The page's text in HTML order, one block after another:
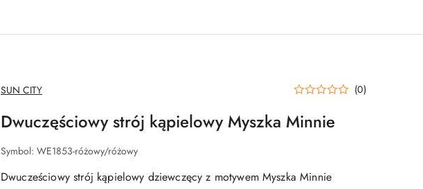
NAZWA
PRODUCENTA:
SUN CITY (0)
Dwuczęściowy strój kąpielowy Myszka Minnie
Symbol: WE1853-różowy/różowy
Dwucześciowy strój kąpielowy dziewczęcy z motywem Myszka Minnie